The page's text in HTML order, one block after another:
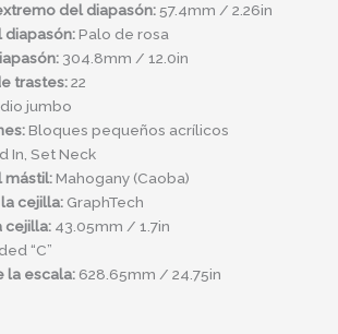
del diapasón: 57.4mm / 2.26in
diapasón:Palo de rosa
304.8mm / 12.0in
trastes:22
jumbo
Bloques pequeños acrílicos
In, Set Neck
mástil:Mahogany (Caoba)
cejilla: GraphTech
cejilla: 43.05mm / 1.7in
“C”
la escala: 628.65mm / 24.75in